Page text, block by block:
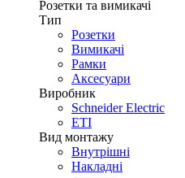
Розетки та вимикачі
Тип
Розетки
Вимикачі
Рамки
Аксесуари
Виробник
Schneider Electric
ETI
Вид монтажу
Внутрішні
Накладні